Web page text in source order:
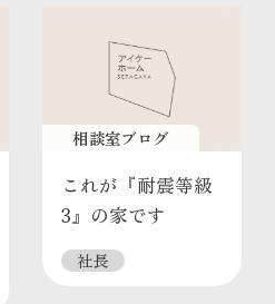
相談室ブログ
これが『耐震等級
3』の家です
社長